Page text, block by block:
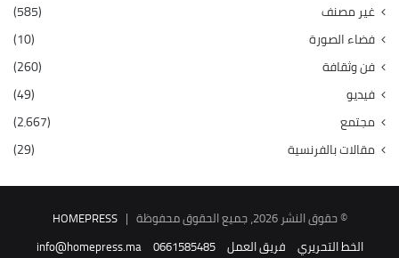
غير مصنف
(585)
فضاء الصورة
(10)
فن وثقافة
(260)
فيديو
(49)
مجتمع
(2٬667)
مقالات بالفرنسية
(29)
© حقوق النشر 2026، جميع الحقوق محفوظة |
HOMEPRESS
الخط التحريري فريق العمل 0661585485
info@homepress.ma